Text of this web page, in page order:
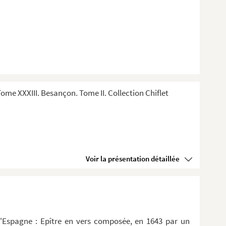
XXXIII. Besançon. Tome II. Collection Chiflet
Voir la présentation détaillée
: Epître en vers composée, en 1643 par un